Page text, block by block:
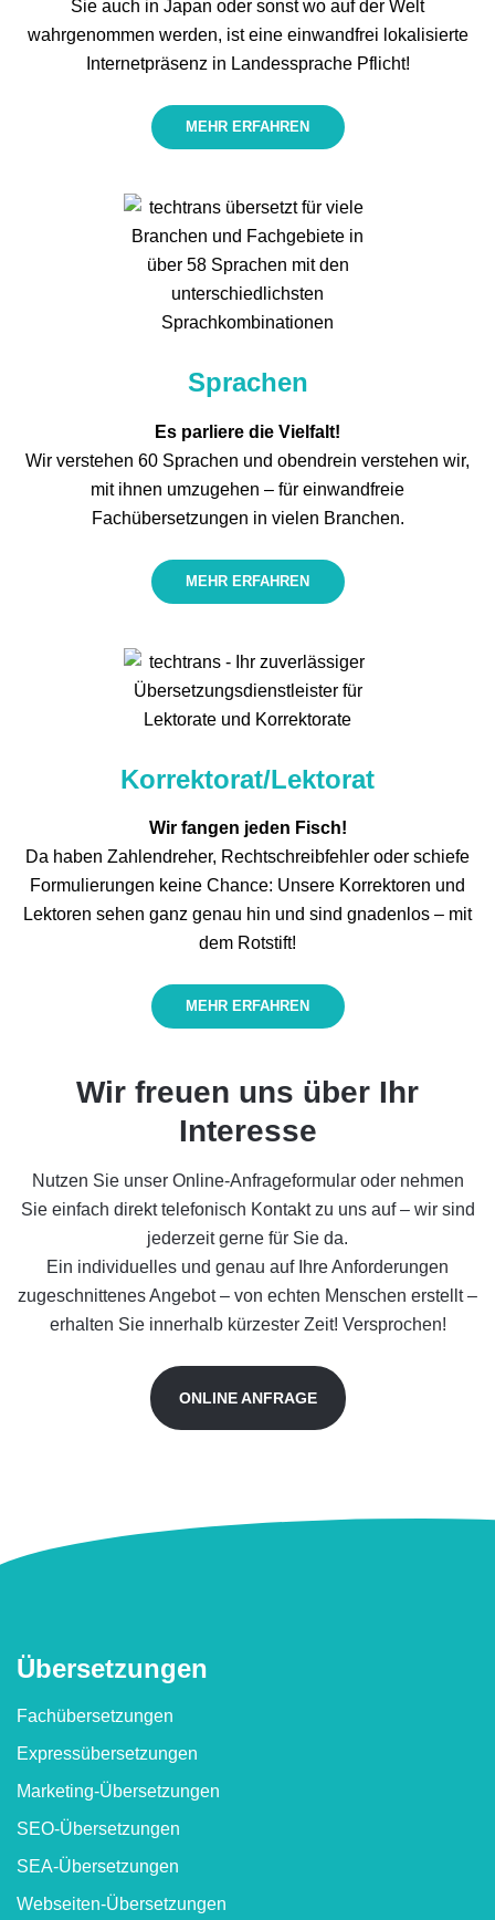
Sie auch in Japan oder sonst wo auf der Welt
wahrgenommen werden, ist eine einwandfrei lokalisierte
Internet­präsenz in Landessprache Pflicht!
MEHR ERFAHREN
Sprachen
Es parliere die Vielfalt!
Wir verstehen 60 Sprachen und obendrein verstehen wir,
mit ihnen umzugehen – für einwandfreie
Fachübersetzungen in vielen Branchen.
MEHR ERFAHREN
Korrektorat/​Lektorat
Wir fangen jeden Fisch!
Da haben Zahlendreher, Rechtschreibfehler oder schiefe
Formulierungen keine Chance: Unsere Korrektoren und
Lektoren sehen ganz genau hin und sind gnadenlos – mit
dem Rotstift!
MEHR ERFAHREN
Wir freuen uns über Ihr
Interesse
Nutzen Sie unser Online-Anfrageformular oder nehmen
Sie einfach direkt telefonisch Kontakt zu uns auf – wir sind
jederzeit gerne für Sie da.
Ein individuelles und genau auf Ihre Anforderungen
zugeschnittenes Angebot – von echten Menschen erstellt –
erhalten Sie innerhalb kürzester Zeit! Versprochen!
ONLINE ANFRAGE
Überset­zungen
Fachübersetzungen
Express­übersetzungen
Marketing-Übersetzungen
SEO-Übersetzungen
SEA-Übersetzungen
Webseiten-Übersetzungen